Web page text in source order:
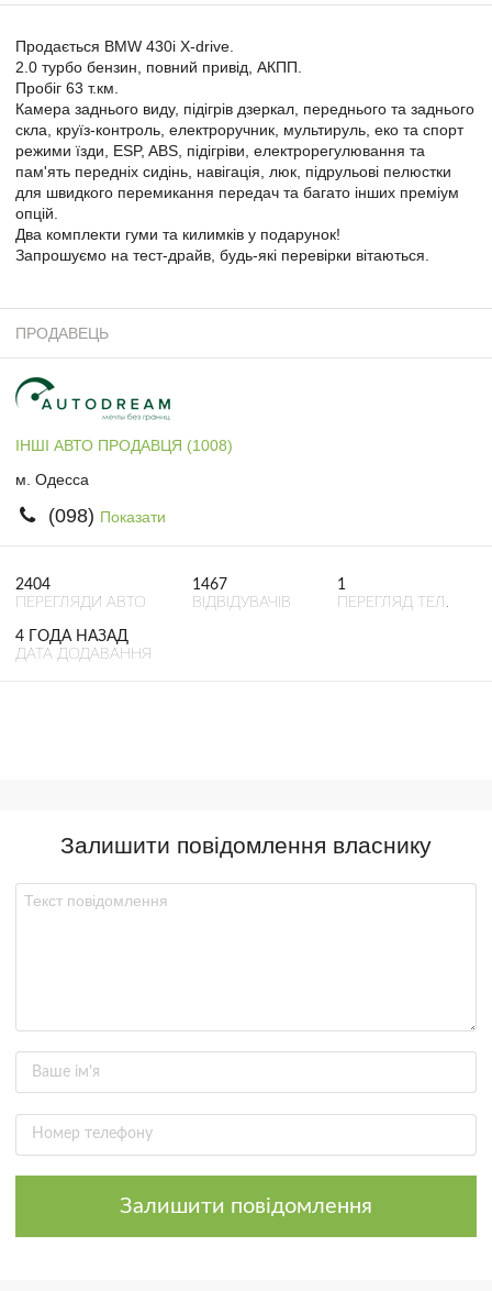
Продається BMW 430i X-drive.
2.0 турбо бензин, повний привід, АКПП.
Пробіг 63 т.км.
Камера заднього виду, підігрів дзеркал, переднього та заднього
скла, круїз-контроль, електроручник, мультируль, еко та спорт
режими їзди, ESP, ABS, підігріви, електрорегулювання та
пам'ять передніх сидінь, навігація, люк, підрульові пелюстки
для швидкого перемикання передач та багато інших преміум
опцій.
Два комплекти гуми та килимків у подарунок!
Запрошуємо на тест-драйв, будь-які перевірки вітаються.
ПРОДАВЕЦЬ
ІНШІ АВТО ПРОДАВЦЯ (1008)
м. Одесса
(098) Показати
2404
ПЕРЕГЛЯДИ АВТО
1467
ВІДВІДУВАЧІВ
1
ПЕРЕГЛЯД ТЕЛ.
4 ГОДА НАЗАД
ДАТА ДОДАВАННЯ
Залишити повідомлення власнику
Залишити повідомлення